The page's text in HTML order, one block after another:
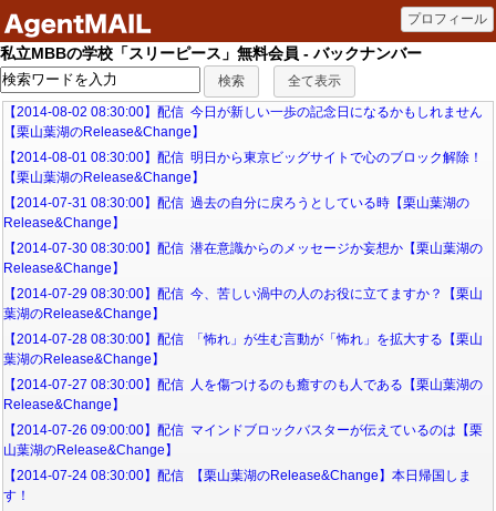
私立MBBの学校「スリーピース」無料会員 - バックナンバー
【2014-08-02 08:30:00】配信 今日が新しい一歩の記念日になるかもしれません
【栗山葉湖のRelease&Change】
【2014-08-01 08:30:00】配信 明日から東京ビッグサイトで心のブロック解除！
【栗山葉湖のRelease&Change】
【2014-07-31 08:30:00】配信 過去の自分に戻ろうとしている時【栗山葉湖の
Release&Change】
【2014-07-30 08:30:00】配信 潜在意識からのメッセージか妄想か【栗山葉湖の
Release&Change】
【2014-07-29 08:30:00】配信 今、苦しい渦中の人のお役に立てますか？【栗山
葉湖のRelease&Change】
【2014-07-28 08:30:00】配信 「怖れ」が生む言動が「怖れ」を拡大する【栗山
葉湖のRelease&Change】
【2014-07-27 08:30:00】配信 人を傷つけるのも癒すのも人である【栗山葉湖の
Release&Change】
【2014-07-26 09:00:00】配信 マインドブロックバスターが伝えているのは【栗
山葉湖のRelease&Change】
【2014-07-24 08:30:00】配信 【栗山葉湖のRelease&Change】本日帰国しま
す！